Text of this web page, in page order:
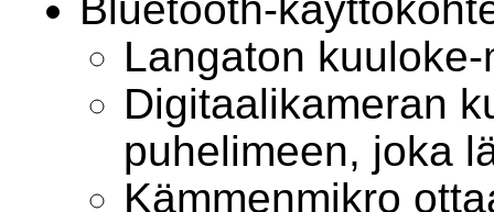
Langaton
Digitaalikameran
puhelimeen, joka
Kämmenmikro